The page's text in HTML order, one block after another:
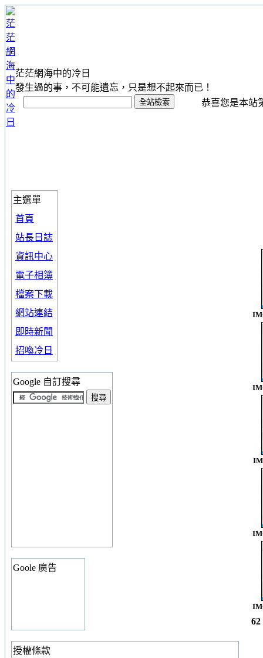
茫茫網海中的冷日
發生過的事，不可能遺忘，只是想不起來而已！
恭喜您是本站
主選單
首頁
站長日誌
資訊中心
電子相簿
檔案下載
網站連結
即時新聞
招喚冷日
Google 自訂搜尋
Goole 廣告
授權條款